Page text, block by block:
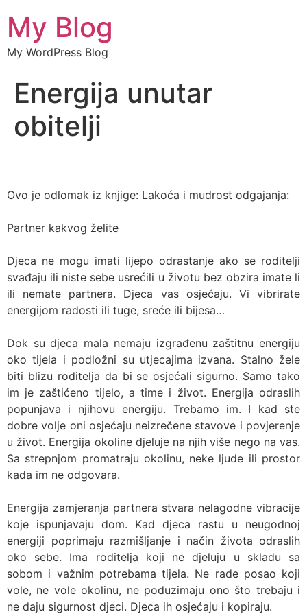
My Blog
My WordPress Blog
Energija unutar
obitelji
Ovo je odlomak iz knjige: Lakoća i mudrost odgajanja:
Partner kakvog želite
Djeca ne mogu imati lijepo odrastanje ako se roditelji
svađaju ili niste sebe usrećili u životu bez obzira imate li
ili nemate partnera. Djeca vas osjećaju. Vi vibrirate
energijom radosti ili tuge, sreće ili bijesa…
Dok su djeca mala nemaju izgrađenu zaštitnu energiju
oko tijela i podložni su utjecajima izvana. Stalno žele
biti blizu roditelja da bi se osjećali sigurno. Samo tako
im je zaštićeno tijelo, a time i život. Energija odraslih
popunjava i njihovu energiju. Trebamo im. I kad ste
dobre volje oni osjećaju neizrečene stavove i povjerenje
u život. Energija okoline djeluje na njih više nego na vas.
Sa strepnjom promatraju okolinu, neke ljude ili prostor
kada im ne odgovara.
Energija zamjeranja partnera stvara nelagodne vibracije
koje ispunjavaju dom. Kad djeca rastu u neugodnoj
energiji poprimaju razmišljanje i način života odraslih
oko sebe. Ima roditelja koji ne djeluju u skladu sa
sobom i važnim potrebama tijela. Ne rade posao koji
vole, ne vole okolinu, ne poduzimaju ono što trebaju i
ne daju sigurnost djeci. Djeca ih osjećaju i kopiraju.